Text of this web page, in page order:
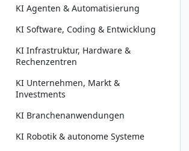
KI Agenten & Automatisierung
KI Software, Coding & Entwicklung
KI Infrastruktur, Hardware &
Rechenzentren
KI Unternehmen, Markt &
Investments
KI Branchenanwendungen
KI Robotik & autonome Systeme